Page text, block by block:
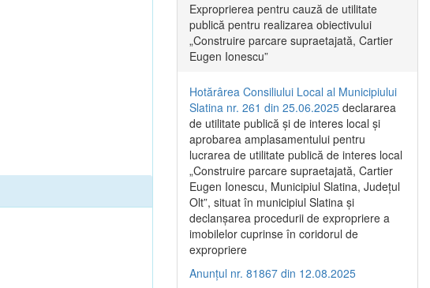
Exproprierea pentru cauză de utilitate
publică pentru realizarea obiectivului
„Construire parcare supraetajată, Cartier
Eugen Ionescu”
Hotărârea Consiliului Local al Municipiului
Slatina nr. 261 din 25.06.2025 declararea
de utilitate publică și de interes local și
aprobarea amplasamentului pentru
lucrarea de utilitate publică de interes local
„Construire parcare supraetajată, Cartier
Eugen Ionescu, Municipiul Slatina, Județul
Olt”, situat în municipiul Slatina și
declanșarea procedurii de expropriere a
imobilelor cuprinse în coridorul de
expropriere
Anunțul nr. 81867 din 12.08.2025